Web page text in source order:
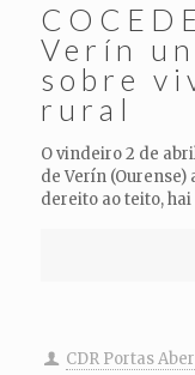
Verín
sobre
rural
O vindeiro 2 de
de Verín
dereito ao teito,
CDR Portas